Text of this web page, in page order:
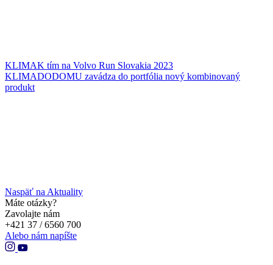
KLIMAK tím na Volvo Run Slovakia 2023
KLIMADODOMU zavádza do portfólia nový kombinovaný
produkt
Naspäť na Aktuality
Máte otázky?
Zavolajte nám
+421 37 / 6560 700
Alebo nám napíšte